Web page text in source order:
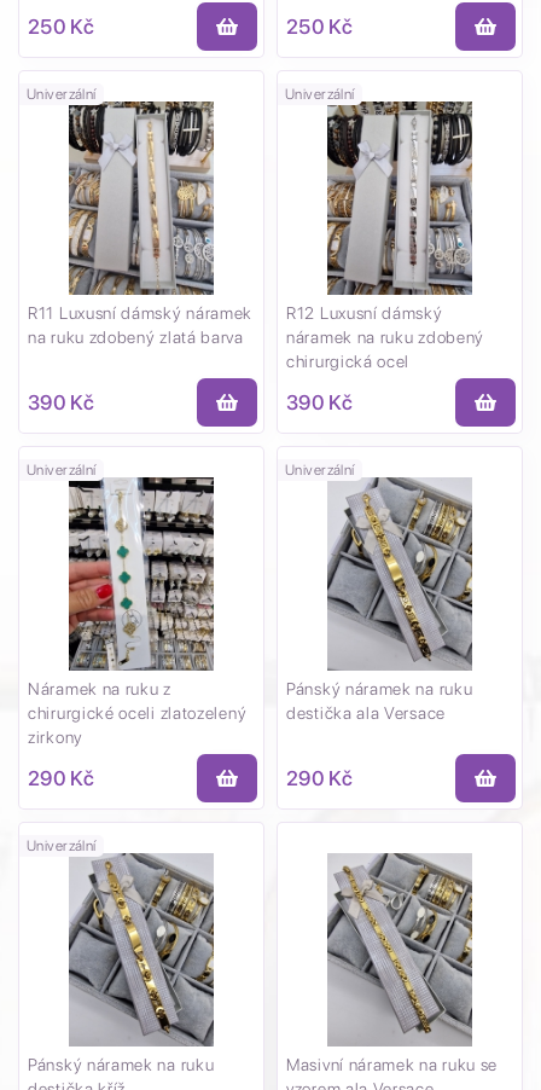
250 Kč 250 Kč
Univerzální
R11 Luxusní dámský náramek
na ruku zdobený zlatá barva
390 Kč
Univerzální
R12 Luxusní dámský
náramek na ruku zdobený
chirurgická ocel
390 Kč
Univerzální
Náramek na ruku z
chirurgické oceli zlatozelený
zirkony
290 Kč
Univerzální
Pánský náramek na ruku
destička ala Versace
290 Kč
Univerzální
Pánský náramek na ruku
Masivní náramek na ruku se